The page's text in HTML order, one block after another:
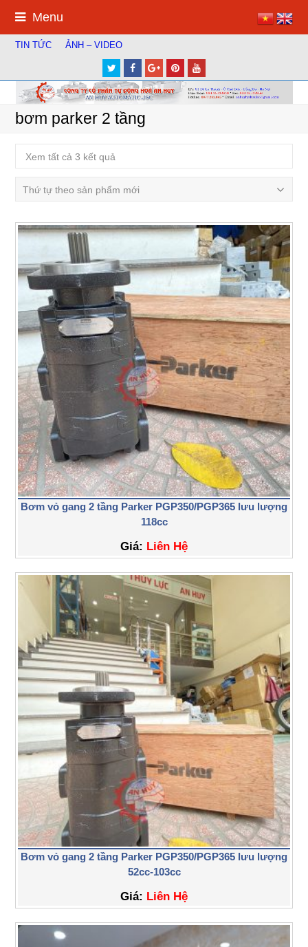
Menu
TIN TỨC ẢNH – VIDEO
TwitterFacebook
Google
Plus
Pinterest
bơm parker 2 tầng
Xem tất cả 3 kết quả
Thứ tự theo sản phẩm mới
Bơm vỏ gang 2 tầng Parker PGP350/PGP365 lưu lượng
118cc
Giá: Liên Hệ
Bơm vỏ gang 2 tầng Parker PGP350/PGP365 lưu lượng
52cc-103cc
Giá: Liên Hệ